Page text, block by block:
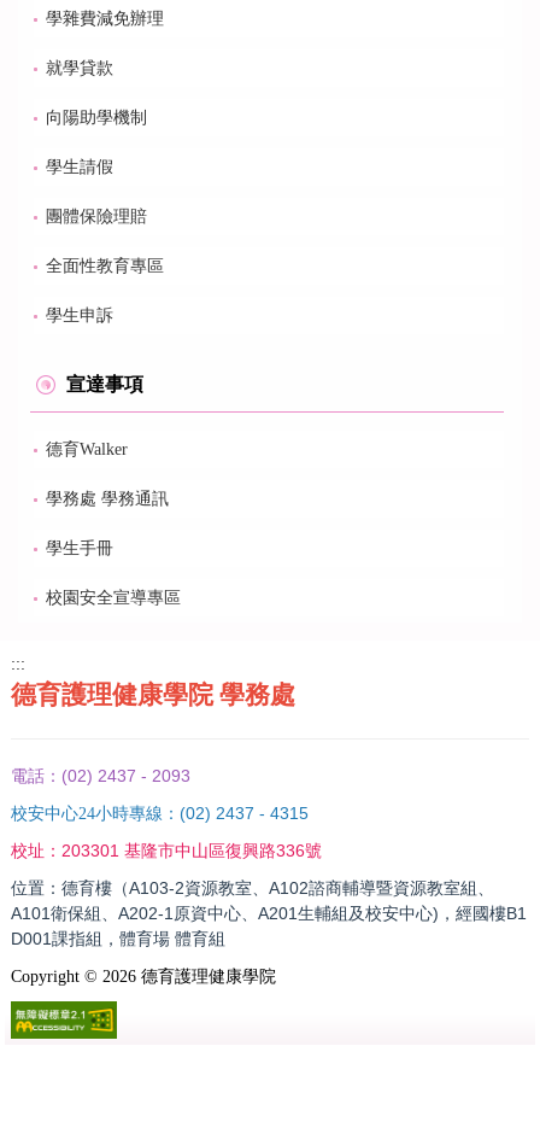
學雜費減免辦理
就學貸款
向陽助學機制
學生請假
團體保險理賠
全面性教育專區
學生申訴
宣達事項
德育Walker
學務處 學務通訊
學生手冊
校園安全宣導專區
:::
德育護理健康學院 學務處
電話： (02) 2437 - 2093
校安中心24小時專線： (02) 2437 - 4315
校址： 203301 基隆市中山區復興路336號
位置：德育樓（A103-2資源教室、A102諮商輔導暨資源教室組、
A101衛保組、A202-1原資中心、A201生輔組及校安中心)，經國樓B1
D001課指組，體育場 體育組
Copyright © 2026德育護理健康學院